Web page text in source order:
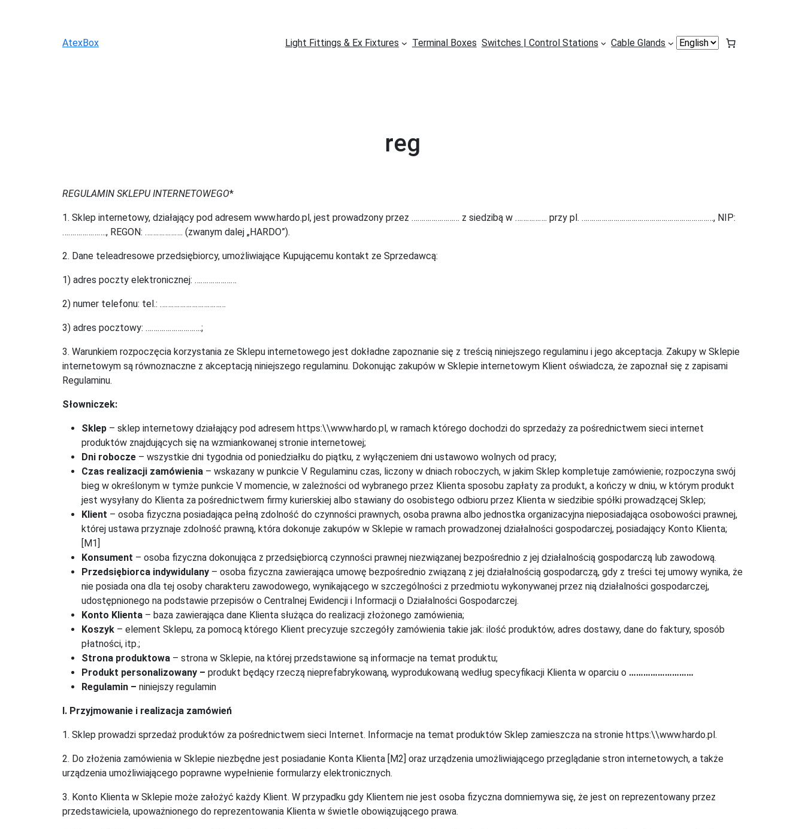
AtexBox Light Fittings & Ex Fixtures Terminal Boxes Switches | Control Stations Cable Glands
Choose
reg
REGULAMIN SKLEPU INTERNETOWEGO*
1. Sklep internetowy, działający pod adresem www.hardo.pl, jest prowadzony przez …………………… z siedzibą w ……………. przy pl. …………………………………………………………, NIP:
…………………., REGON: ………………. (zwanym dalej „HARDO”).
2. Dane teleadresowe przedsiębiorcy, umożliwiające Kupującemu kontakt ze Sprzedawcą:
1) adres poczty elektronicznej: …………………
2) numer telefonu: tel.: ……………………………
3) adres pocztowy: ……………………….;
3. Warunkiem rozpoczęcia korzystania ze Sklepu internetowego jest dokładne zapoznanie się z treścią niniejszego regulaminu i jego akceptacja. Zakupy w Sklepie
internetowym są równoznaczne z akceptacją niniejszego regulaminu. Dokonując zakupów w Sklepie internetowym Klient oświadcza, że zapoznał się z zapisami
Regulaminu.
Słowniczek:
Sklep – sklep internetowy działający pod adresem https:\\www.hardo.pl, w ramach którego dochodzi do sprzedaży za pośrednictwem sieci internet
produktów znajdujących się na wzmiankowanej stronie internetowej;
Dni robocze – wszystkie dni tygodnia od poniedziałku do piątku, z wyłączeniem dni ustawowo wolnych od pracy;
Czas realizacji zamówienia – wskazany w punkcie V Regulaminu czas, liczony w dniach roboczych, w jakim Sklep kompletuje zamówienie; rozpoczyna swój
bieg w określonym w tymże punkcie V momencie, w zależności od wybranego przez Klienta sposobu zapłaty za produkt, a kończy w dniu, w którym produkt
jest wysyłany do Klienta za pośrednictwem firmy kurierskiej albo stawiany do osobistego odbioru przez Klienta w siedzibie spółki prowadzącej Sklep;
Klient – osoba fizyczna posiadająca pełną zdolność do czynności prawnych, osoba prawna albo jednostka organizacyjna nieposiadająca osobowości prawnej,
której ustawa przyznaje zdolność prawną, która dokonuje zakupów w Sklepie w ramach prowadzonej działalności gospodarczej, posiadający Konto Klienta;
[M1]
Konsument – osoba fizyczna dokonująca z przedsiębiorcą czynności prawnej niezwiązanej bezpośrednio z jej działalnością gospodarczą lub zawodową.
Przedsiębiorca indywidulany – osoba fizyczna zawierająca umowę bezpośrednio związaną z jej działalnością gospodarczą, gdy z treści tej umowy wynika, że
nie posiada ona dla tej osoby charakteru zawodowego, wynikającego w szczególności z przedmiotu wykonywanej przez nią działalności gospodarczej,
udostępnionego na podstawie przepisów o Centralnej Ewidencji i Informacji o Działalności Gospodarczej.
Konto Klienta – baza zawierająca dane Klienta służąca do realizacji złożonego zamówienia;
Koszyk – element Sklepu, za pomocą którego Klient precyzuje szczegóły zamówienia takie jak: ilość produktów, adres dostawy, dane do faktury, sposób
płatności, itp.;
Strona produktowa – strona w Sklepie, na której przedstawione są informacje na temat produktu;
Produkt personalizowany – produkt będący rzeczą nieprefabrykowaną, wyprodukowaną według specyfikacji Klienta w oparciu o ………………………
Regulamin – niniejszy regulamin
I. Przyjmowanie i realizacja zamówień
1. Sklep prowadzi sprzedaż produktów za pośrednictwem sieci Internet. Informacje na temat produktów Sklep zamieszcza na stronie https:\\www.hardo.pl.
2. Do złożenia zamówienia w Sklepie niezbędne jest posiadanie Konta Klienta [M2] oraz urządzenia umożliwiającego przeglądanie stron internetowych, a także
urządzenia umożliwiającego poprawne wypełnienie formularzy elektronicznych.
3. Konto Klienta w Sklepie może założyć każdy Klient. W przypadku gdy Klientem nie jest osoba fizyczna domniemywa się, że jest on reprezentowany przez
przedstawiciela, upoważnionego do reprezentowania Klienta w świetle obowiązującego prawa.